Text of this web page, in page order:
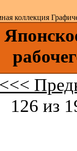
коллекция
<<<
126 из